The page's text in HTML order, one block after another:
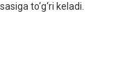
to‘g‘ri keladi.